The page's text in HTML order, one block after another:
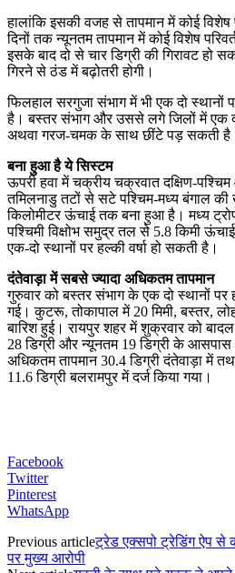
हालांकि इसकी वजह से तापमान में कोई विशेष
दिनों तक न्यूनतम तापमान में कोई विशेष
इसके बाद दो से चार डिग्री की गिरावट हो
गिरने से ठंड में बढ़ोतरी होगी।
फिलहाल सरगुजा संभाग में भी एक दो स्थानों
है। बस्तर संभाग और उससे लगे जिलों में एक दो
अथवा गरज-चमक के साथ छींटे पड़ सकती
बना हुआ है ये सिस्टम
ऊपरी हवा में चक्रीय चक्रवात दक्षिण-
तमिलनाडु तटों से सटे पश्चिम-मध्य बंगाल
किलोमीटर ऊंचाई तक बना हुआ है। मध्य
पश्चिमी विक्षोभ समुद्र तल से 5.8 किमी
एक-दो स्थानों पर हल्की वर्षा हो सकती है।
दंतेवाड़ा में सबसे ज्यादा अधिकतम तापमान
गुरुवार को बस्तर संभाग के एक दो स्थानों पर
गई। कुटरू, तोकापाल में 20 मिमी, बस्तर,
बारिश हुई। रायपुर शहर में शुक्रवार को
28 डिग्री और न्यूनतम 19 डिग्री के आसपास
अधिकतम तापमान 30.4 डिग्री दंतेवाड़ा में
11.6 डिग्री बलरामपुर में दर्ज किया गया।
Facebook
Twitter
Pinterest
WhatsApp
Previous articleट्रेड एक्सपो ट्रेडिंग ऐप से
पर मुख्य आरोपी